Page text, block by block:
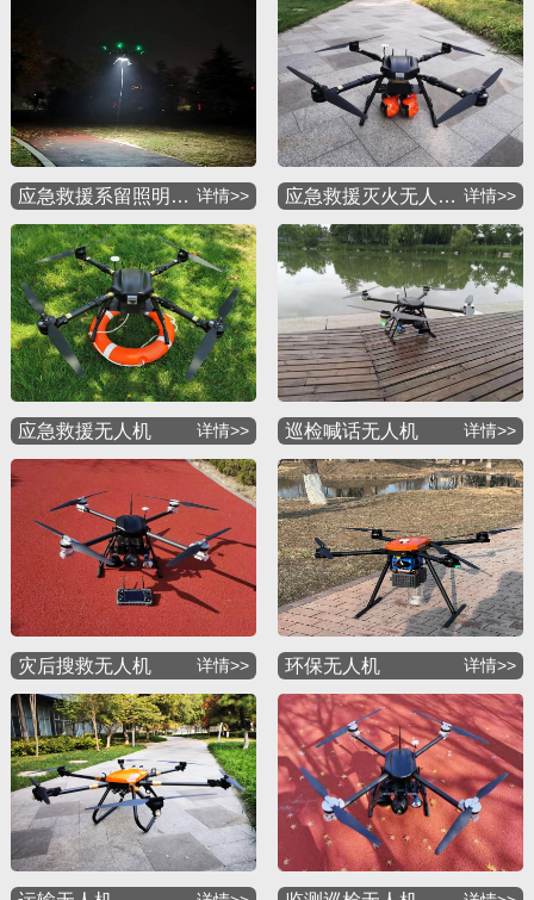
应急救援系留照明… 详情>> 应急救援灭火无人… 详情>>
应急救援无人机 详情>> 巡检喊话无人机 详情>>
灾后搜救无人机 详情>> 环保无人机 详情>>